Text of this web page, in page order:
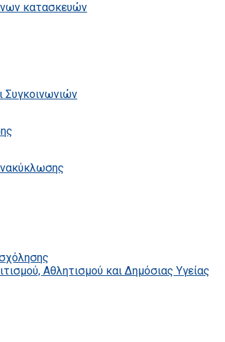
κατασκευών
Συγκοινωνιών
Αθλητισμού και Δημόσιας Υγείας